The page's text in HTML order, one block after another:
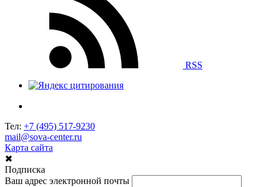
RSS
Тел: +7 (495) 517-9230
mail@sova-center.ru
Карта сайта
✖
Подписка
Ваш адрес электронной почты